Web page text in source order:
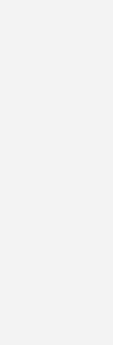
Newsletter 3-2016
über den 2.
und über
erscheint, geht
ein dezentrales
Sie kennen die
zweimal gratis